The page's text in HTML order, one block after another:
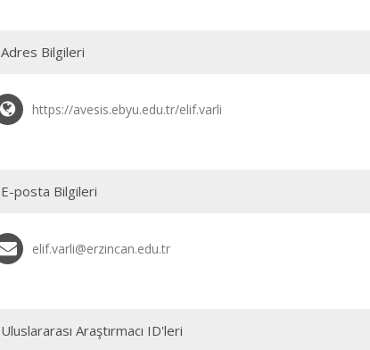
Adres Bilgileri
https://avesis.ebyu.edu.tr/elif.varli
E-posta Bilgileri
elif.varli@erzincan.edu.tr
Uluslararası Araştırmacı ID'leri